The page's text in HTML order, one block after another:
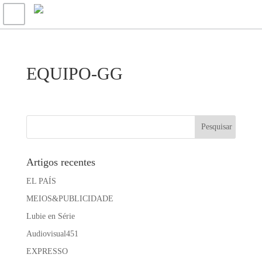
EQUIPO-GG
Artigos recentes
EL PAÍS
MEIOS&PUBLICIDADE
Lubie en Série
Audiovisual451
EXPRESSO